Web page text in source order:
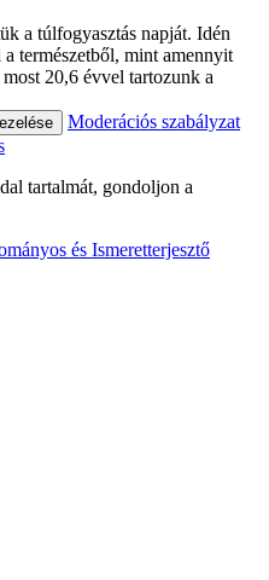
a túlfogyasztás napját. Idén
természetből, mint amennyit
20,6 évvel tartozunk a
Moderációs szabályzat
tartalmát, gondoljon a
és Ismeretterjesztő